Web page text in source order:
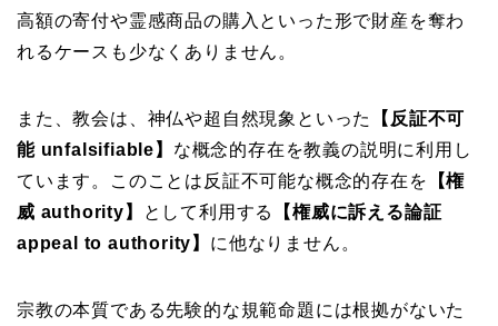
高額の寄付や霊感商品の購入といった形で財産を奪わ
れるケースも少なくありません。
また、教会は、神仏や超自然現象といった 【 反証不可
能 unfalsifiable 】 な概念的存在を教義の説明に利用し
ています。このことは反証不可能な概念的存在を 【権
威 authority】
として利用する
【権威に訴える論証
appeal to authority】 に他なりません。
宗教の本質である先験的な規範命題には根拠がないた